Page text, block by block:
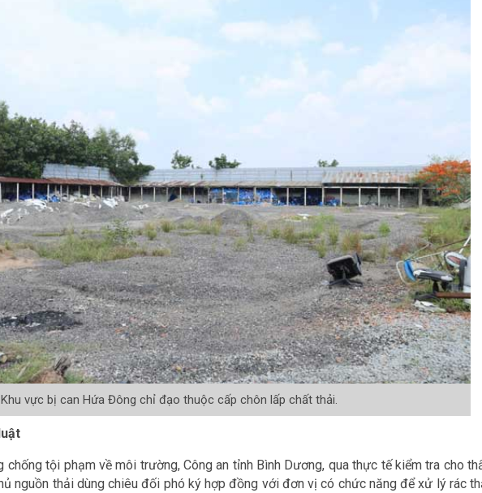
Khu vực bị can Hứa Đông chỉ đạo thuộc cấp chôn lấp chất thải.
chống tội phạm về môi trường, Công an tỉnh Bình Dương, qua thực tế kiểm tra cho
nguồn thải dùng chiêu đối phó ký hợp đồng với đơn vị có chức năng để xử lý rác